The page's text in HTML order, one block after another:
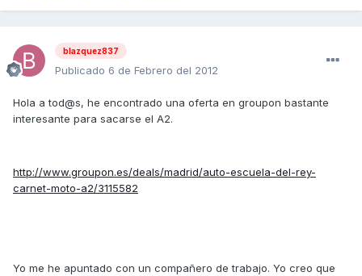
blazquez837
Publicado 6 de Febrero del 2012
Hola a tod@s, he encontrado una oferta en groupon bastante
interesante para sacarse el A2.
http://www.groupon.es/deals/madrid/auto-escuela-del-rey-
carnet-moto-a2/3115582
Yo me he apuntado con un compañero de trabajo. Yo creo que